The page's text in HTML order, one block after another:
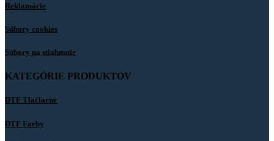
Reklamácie
Súbory cookies
Súbory na stiahnutie
KATEGÓRIE PRODUKTOV
DTF Tlačiarne
DTF Farby